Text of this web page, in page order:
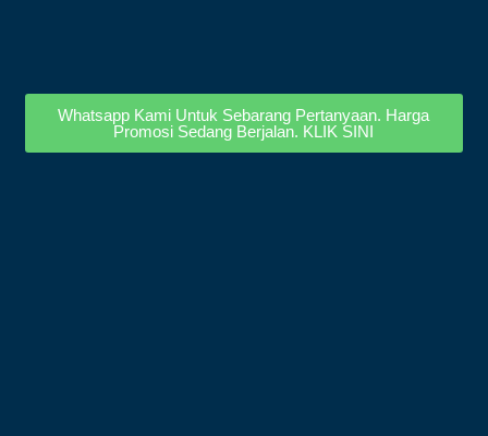
Whatsapp Kami Untuk Sebarang Pertanyaan. Harga
Promosi Sedang Berjalan. KLIK SINI